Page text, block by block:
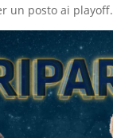
un posto ai playoff.